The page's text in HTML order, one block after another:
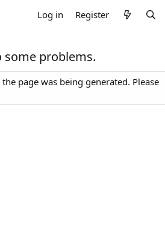
Log in Register
some problems.
page was being generated. Please